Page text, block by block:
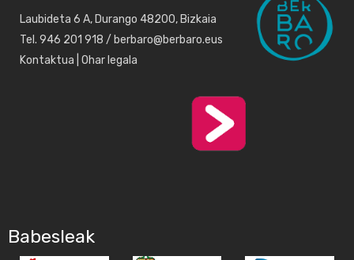
Laubideta 6 A, Durango 48200, Bizkaia
Tel. 946 201 918 / berbaro@berbaro.eus
Kontaktua Ohar legala
Babesleak